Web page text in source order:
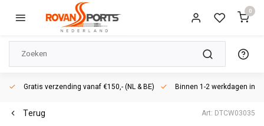
0
Gratis verzending vanaf €150,- (NL & BE) Binnen 1-2 werkdagen in
Terug Art: DTCW03035